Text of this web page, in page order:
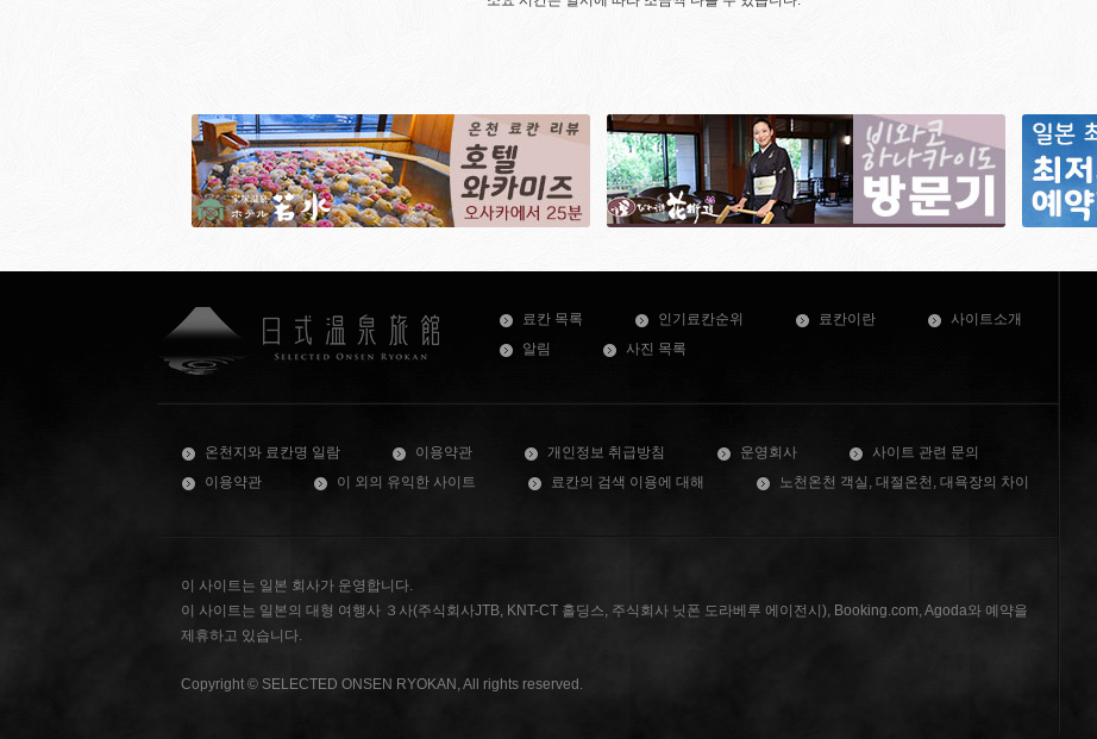
료칸 목록 인기료칸순위 료칸이란
사이트소개
알림
사진 목록
온천지와 료칸명 일람 이용약관 개인정보 취급방침 운영회사
사이트 관련 문의
이용약관
이 외의 유익한 사이트 료칸의 검색 이용에 대해 노천온천 객실, 대절온천, 대욕장의 차이
이 사이트는 일본 회사가 운영합니다.
이 사이트는 일본의 대형 여행사 ３사(주식회사JTB, KNT-CT 홀딩스, 주식회사 닛폰 도라베루 에이전시), Booking.com, Agoda와 예약을
제휴하고 있습니다.
Copyright © SELECTED ONSEN RYOKAN, All rights reserved.